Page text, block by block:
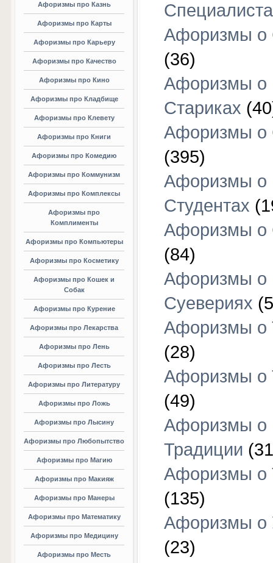
Афоризмы про Казнь
Афоризмы про Карты
Афоризмы про Карьеру
Афоризмы про Качество
Афоризмы про Кино
Афоризмы про Кладбище
Афоризмы про Клевету
Афоризмы про Книги
Афоризмы про Комедию
Афоризмы про Коммунизм
Афоризмы про Комплексы
Афоризмы про
Комплименты
Афоризмы про Компьютеры
Афоризмы про Косметику
Афоризмы про Кошек и
Собак
Афоризмы про Курение
Афоризмы про Лекарства
Афоризмы про Лень
Афоризмы про Лесть
Афоризмы про Литературу
Афоризмы про Ложь
Афоризмы про Лысину
Афоризмы про Любопытство
Афоризмы про Магию
Афоризмы про Макияж
Афоризмы про Манеры
Афоризмы про Математику
Афоризмы про Медицину
Афоризмы про Месть
Афоризмы о
(36)
Афоризмы о
Стариках
Афоризмы о
(395)
Афоризмы о
Студентах
Афоризмы о
(84)
Афоризмы о
Суевериях
Афоризмы о
(28)
Афоризмы о
(49)
Афоризмы о
Традиции
Афоризмы о
(135)
Афоризмы о
(23)